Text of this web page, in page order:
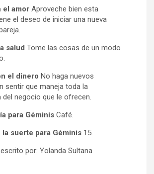
el amor Aproveche bien esta
el deseo de iniciar una nueva
salud Tome las cosas de un modo
el dinero No haga nuevos
sentir que maneja toda la
negocio que le ofrecen.
para Géminis Café.
la suerte para Géminis 15.
por: Yolanda Sultana